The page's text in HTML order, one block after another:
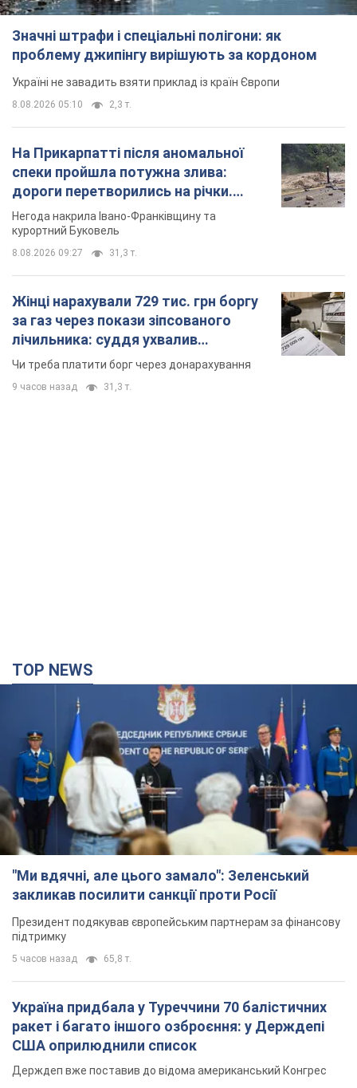
Значні штрафи і спеціальні полігони: як
проблему джипінгу вирішують за кордоном
Україні не завадить взяти приклад із країн Європи
8.08.2026 05:10 2,3 т.
На Прикарпатті після аномальної
спеки пройшла потужна злива:
дороги перетворились на річки.
Відео
Негода накрила Івано-Франківщину та
курортний Буковель
8.08.2026 09:27 31,3 т.
Жінці нарахували 729 тис. грн боргу
за газ через покази зіпсованого
лічильника: суддя ухвалив
неочікуване рішення
Чи треба платити борг через донарахування
9 часов назад 31,3 т.
TOP NEWS
"Ми вдячні, але цього замало": Зеленський
закликав посилити санкції проти Росії
Президент подякував європейським партнерам за фінансову
підтримку
5 часов назад 65,8 т.
Україна придбала у Туреччини 70 балістичних
ракет і багато іншого озброєння: у Держдепі
США оприлюднили список
Держдеп вже поставив до відома американський Конгрес